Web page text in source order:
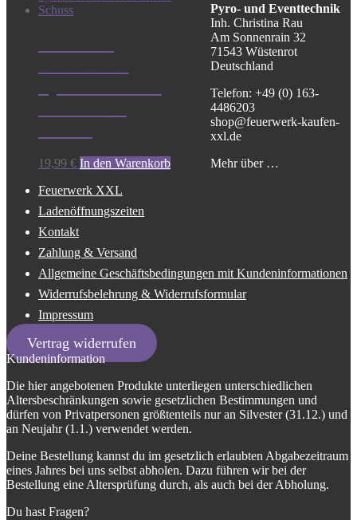
19,99 € In den Warenkorb
Pyro- und Eventtechnik
Inh. Christina Rau
Am Sonnenrain 32
71543 Wüstenrot
Deutschland
Telefon: +49 (0) 163-
4486203
shop@feuerwerk-kaufen-
xxl.de
Mehr über …
Feuerwerk XXL
Ladenöffnungszeiten
Kontakt
Zahlung & Versand
Allgemeine Geschäftsbedingungen mit Kundeninformationen
Widerrufsbelehrung & Widerrufsformular
Impressum
Vertrag widerrufen
Kundeninformation
Die hier angebotenen Produkte unterliegen unterschiedlichen
Altersbeschränkungen sowie gesetzlichen Bestimmungen und
dürfen von Privatpersonen größtenteils nur an Silvester (31.12.) und
an Neujahr (1.1.) verwendet werden.
Deine Bestellung kannst du im gesetzlich erlaubten Abgabezeitraum
eines Jahres bei uns selbst abholen. Dazu führen wir bei der
Bestellung eine Altersprüfung durch, als auch bei der Abholung.
Du hast Fragen?